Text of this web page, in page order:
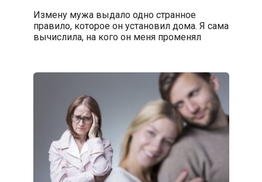
Измену мужа выдало одно странное
правило, которое он установил дома. Я сама
вычислила, на кого он меня променял